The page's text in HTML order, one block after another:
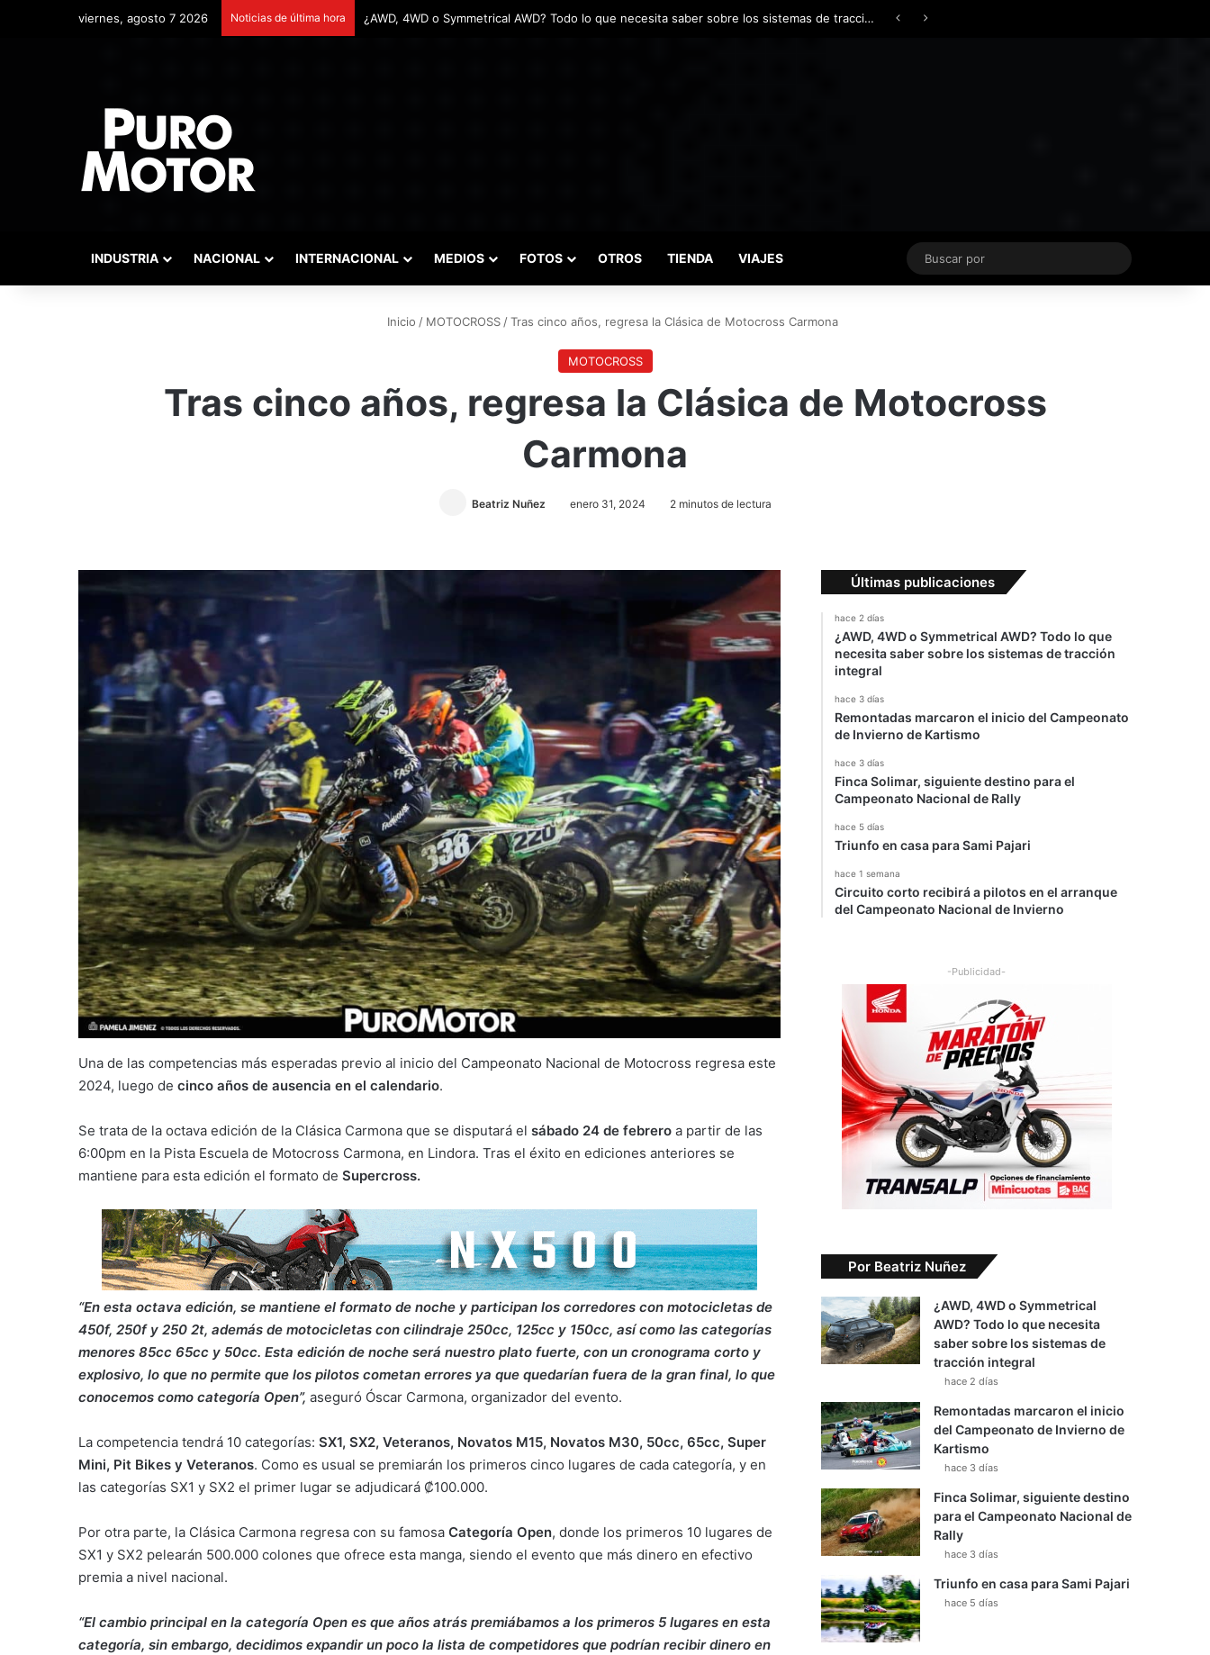
viernes, agosto 7 2026 Noticias de última hora Remontadas marcaron el inicio del Campeonato de Invierno de Kartismo
INDUSTRIA NACIONAL INTERNACIONAL MEDIOS FOTOS OTROS TIENDA VIAJES
Buscar
por
Inicio / MOTOCROSS /Tras cinco años, regresa la Clásica de Motocross Carmona
MOTOCROSS
Tras cinco años, regresa la Clásica de Motocross
Carmona
Beatriz Nuñez enero 31, 2024 2 minutos de lectura
Una de las competencias más esperadas previo al inicio del Campeonato Nacional de Motocross regresa este
2024, luego de cinco años de ausencia en el calendario.
Se trata de la octava edición de la Clásica Carmona que se disputará el sábado 24 de febrero a partir de las
6:00pm en la Pista Escuela de Motocross Carmona, en Lindora. Tras el éxito en ediciones anteriores se
mantiene para esta edición el formato de Supercross.
“En esta octava edición, se mantiene el formato de noche y participan los corredores con motocicletas de
450f, 250f y 250 2t, además de motocicletas con cilindraje 250cc, 125cc y 150cc, así como las categorías
menores 85cc 65cc y 50cc. Esta edición de noche será nuestro plato fuerte, con un cronograma corto y
explosivo, lo que no permite que los pilotos cometan errores ya que quedarían fuera de la gran final, lo que
conocemos como categoría Open”, aseguró Óscar Carmona, organizador del evento.
La competencia tendrá 10 categorías: SX1, SX2, Veteranos, Novatos M15, Novatos M30, 50cc, 65cc, Super
Mini, Pit Bikes y Veteranos. Como es usual se premiarán los primeros cinco lugares de cada categoría, y en
las categorías SX1 y SX2 el primer lugar se adjudicará ₡100.000.
Por otra parte, la Clásica Carmona regresa con su famosa Categoría Open, donde los primeros 10 lugares de
SX1 y SX2 pelearán 500.000 colones que ofrece esta manga, siendo el evento que más dinero en efectivo
premia a nivel nacional.
“El cambio principal en la categoría Open es que años atrás premiábamos a los primeros 5 lugares en esta
categoría, sin embargo, decidimos expandir un poco la lista de competidores que podrían recibir dinero en
Últimas publicaciones
hace 2 días
¿AWD, 4WD o Symmetrical AWD? Todo lo que
necesita saber sobre los sistemas de tracción
integral
hace 3 días
Remontadas marcaron el inicio del Campeonato
de Invierno de Kartismo
hace 3 días
Finca Solimar, siguiente destino para el
Campeonato Nacional de Rally
hace 5 días
Triunfo en casa para Sami Pajari
hace 1 semana
Circuito corto recibirá a pilotos en el arranque
del Campeonato Nacional de Invierno
-Publicidad-
Por Beatriz Nuñez
¿AWD, 4WD o Symmetrical
AWD? Todo lo que necesita
saber sobre los sistemas de
tracción integral
hace 2 días
Remontadas marcaron el inicio
del Campeonato de Invierno de
Kartismo
hace 3 días
Finca Solimar, siguiente destino
para el Campeonato Nacional de
Rally
hace 3 días
Triunfo en casa para Sami Pajari
hace 5 días